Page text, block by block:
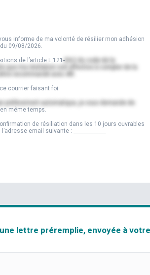
informe de ma volonté de résilier mon adhésion
09/08/2026.
de l’article L.121-
que ma résiliation soit effective à compter de la
courrier faisant foi.
prélèvement automatique, je vous demande de
même temps.
de résiliation dans les 10 jours ouvrables
email suivante :
lettre préremplie, envoyée à votre